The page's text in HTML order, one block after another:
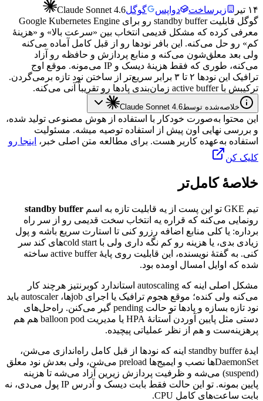
۱۴ تیر زیرساخت دواپس گوگلClaude Sonnet 4.6
گوگل قابلیت standby buffer رو برای Google Kubernetes Engine
معرفی کرده که مشکل قدیمی انتخاب بین «سرعت بالا» و «هزینهٔ
کم» رو حل می‌کنه. این بافر نودها رو از قبل کامل آماده می‌کنه
ولی بعد معلق‌شون می‌کنه و منابع پردازش و حافظه رو آزاد
می‌کنه، طوری که فقط هزینهٔ دیسک و IP می‌مونه. موقع اوج
ترافیک این نودها ۲ تا ۳ برابر سریع‌تر از ساختن نود تازه برمی‌گردن.
ترکیبش با active buffer زمان‌بندی پادها رو تقریباً آنی می‌کنه.
خلاصه‌شده توسطClaude Sonnet 4.6
این محتوا به‌صورت خودکار با استفاده از هوش مصنوعی تولید شده،
و بررسی نهایی اون پیش از استفاده توصیه میشه. مسئولیت
استفاده به‌عهده کاربر هست. برای مطالعه متن اصلی خبر، اینجا رو
کلیک کن
خلاصهٔ کامل‌تر
تیم GKE تو این پست از یه قابلیت تازه به اسم standby buffer
رونمایی می‌کنه که قراره یه انتخاب سخت قدیمی رو از سر راه
برداره: یا کلی منابع اضافه رزرو کنی تا استارت سریع باشه و پول
زیادی بدی، یا هزینه رو کم نگه داری ولی با cold startهای کند سر
کنی. به گفتهٔ نویسنده، این قابلیت روی پایهٔ active buffer ساخته
شده که اوایل امسال اومده بود.
مشکل اصلی اینه که autoscaling استاندارد کوبرنتیز هرچند کار
می‌کنه ولی کنده؛ موقع هجوم ترافیک یا اجرای jobها، autoscaler باید
نود تازه بسازه و پادها تو حالت pending گیر می‌کنن. راه‌حل‌های
دستی مثل پایین آوردن آستانهٔ HPA یا مدیریت balloon pod هم هم
پرهزینه‌ست و هم از نظر عملیاتی پیچیده.
ایدهٔ standby buffer اینه که نودها از قبل کامل راه‌اندازی می‌شن،
DaemonSetها نصب و ایمیج‌ها preload می‌شن، ولی بعدش نود معلق
(suspend) می‌شه و ظرفیت پردازش زیرین آزاد می‌شه تا هزینه
پایین بمونه. تو این حالت فقط بابت دیسک و آدرس IP پول می‌دی، نه
بابت ساعت‌های کامل CPU
.